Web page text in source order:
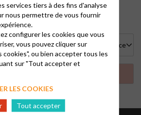
services tiers à des fins d'analyse
nous permettre de vous fournir
configurer les cookies que vous
vous pouvez cliquer sur
cookies", ou bien accepter tous les
sur "Tout accepter et
LES COOKIES
Tout accepter